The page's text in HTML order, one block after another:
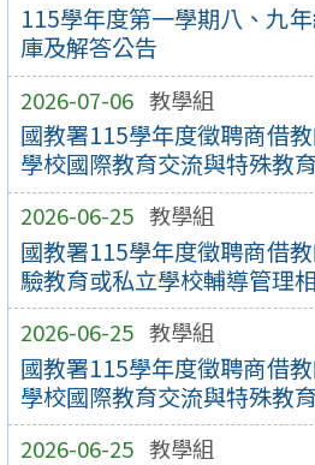
115學年度第一學期八、九
庫及解答公告
2026-07-06 教學組
國教署115學年度徵聘商借
學校國際教育交流與特殊教
2026-06-25 教學組
國教署115學年度徵聘商借
驗教育或私立學校輔導管理
2026-06-25 教學組
國教署115學年度徵聘商借
學校國際教育交流與特殊教
2026-06-25 教學組